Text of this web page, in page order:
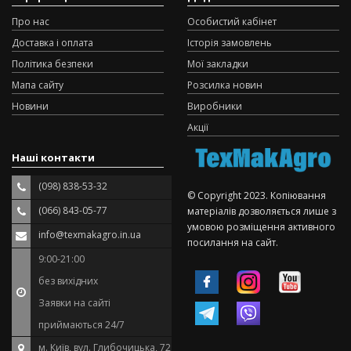
Про нас
Доставка і оплата
Політика безпеки
Мапа сайту
Новини
Особистий кабінет
Історія замовлень
Мої закладки
Розсилка новин
Виробники
Акції
Наші контакти
(098) 838-53-32
(066) 843-05-77
info@texmakagro.in.ua
9:00-21:00
без вихідних
Заявки на сайті
приймаються 24/7
м. Київ, вул. Глибочицька, 72
© Copyright 2023. Копіювання
матеріалів дозволяється лише з
умовою розміщення активного
посилання на сайт.